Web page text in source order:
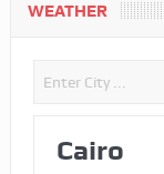
WEATHER
Cairo